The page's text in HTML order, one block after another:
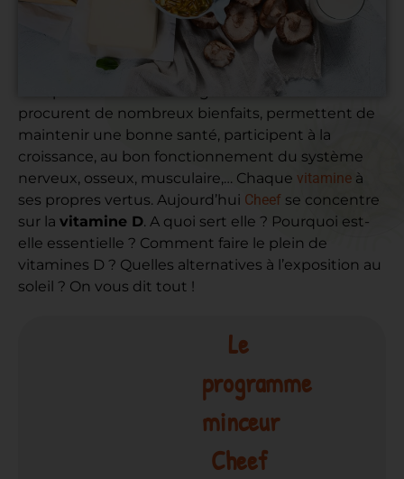
Les vitaminessont des substances organiques
indispensables à notre organisme. Elles nous
procurent de nombreux bienfaits, permettent de
maintenir une bonne santé, participent à la
croissance, au bon fonctionnement du système
nerveux, osseux, musculaire,… Chaque vitamine à
ses propres vertus. Aujourd’hui Cheef se concentre
sur la vitamine D. A quoi sert elle ? Pourquoi est-
elle essentielle ? Comment faire le plein de
vitamines D ? Quelles alternatives à l’exposition au
soleil ? On vous dit tout !
Le
programme
minceur
Cheef